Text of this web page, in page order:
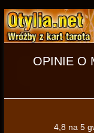
OPINIE O
4,8 na 5